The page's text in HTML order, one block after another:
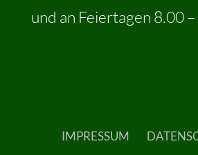
und an Feiertagen 8.00
IMPRESSUM